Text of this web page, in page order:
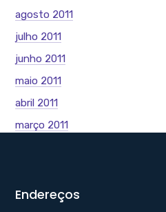
agosto 2011
julho 2011
junho 2011
maio 2011
abril 2011
março 2011
Endereços